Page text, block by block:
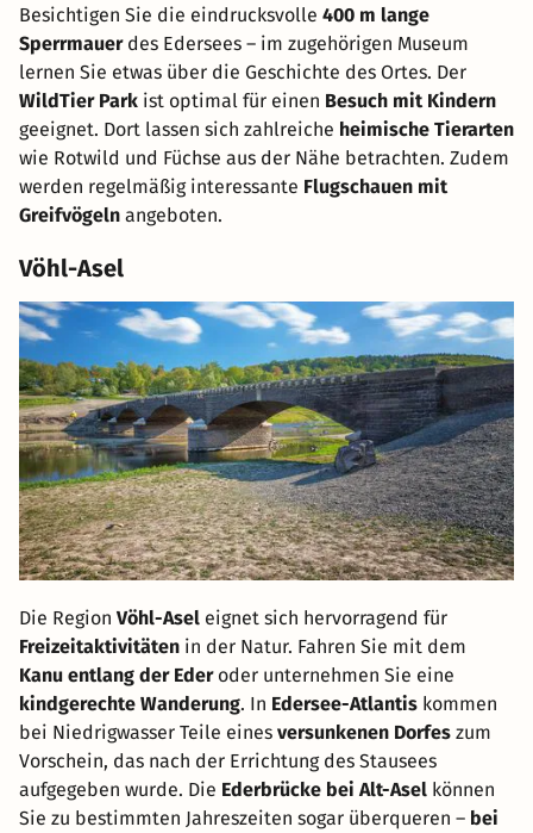
Besichtigen Sie die eindrucksvolle 400 m lange
Sperrmauerdes Edersees – im zugehörigen Museum
lernen Sie etwas über die Geschichte des Ortes. Der
WildTier Park ist optimal für einen Besuch mit Kindern
geeignet. Dort lassen sich zahlreiche heimische Tierarten
wie Rotwild und Füchse aus der Nähe betrachten. Zudem
werden regelmäßig interessante Flugschauen mit
Greifvögeln angeboten.
Vöhl-Asel
Die Region Vöhl-Asel eignet sich hervorragend für
Freizeitaktivitäten in der Natur. Fahren Sie mit dem
Kanu entlang der Ederoder unternehmen Sie eine
kindgerechte Wanderung. In Edersee-Atlantis kommen
bei Niedrigwasser Teile eines versunkenen Dorfes zum
Vorschein, das nach der Errichtung des Stausees
aufgegeben wurde. Die Ederbrücke bei Alt-Asel können
Sie zu bestimmten Jahreszeiten sogar überqueren – bei